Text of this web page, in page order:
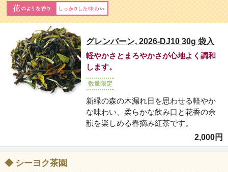
グレンバーン, 2026-DJ10 30g 袋入
軽やかさとまろやかさが心地よく調和
します。
数量限定
新緑の森の木漏れ日を思わせる軽やか
な味わい、柔らかな飲み口と花香の余
韻を楽しめる春摘み紅茶です。
2,000円
◆ シーヨク茶園